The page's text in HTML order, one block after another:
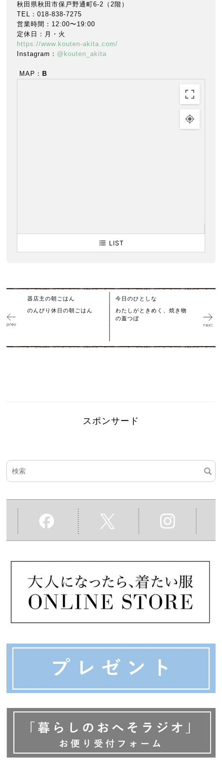
秋田県秋田市保戸野通町6-2（2階）
TEL：018-838-7275
営業時間：12:00〜19:00
定休日：月・火
https://www.kouten-akita.com/
Instagram： @kouten_akita
MAP： B
LIST
器店主の朝ごはん
のんびり休日の朝ごはん
今日のひとしな
わたしがときめく、焼き物
の蓋つぼ
スポンサード